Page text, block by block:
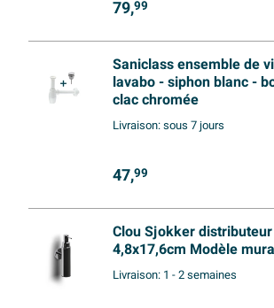
79,99
Saniclass ensemble de
lavabo - siphon blanc -
clac chromée
Livraison:sous 7 jours
47,99
Clou Sjokker
4,8x17,6cm Modèle
Livraison: 1 - 2 semaines